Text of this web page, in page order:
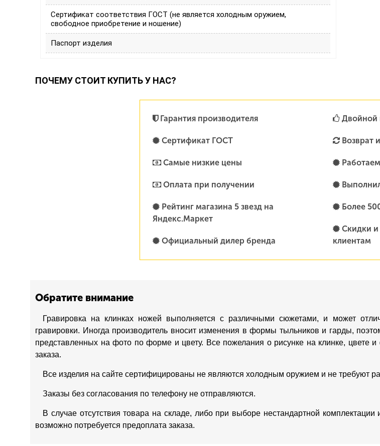
Сертификат соответствия ГОСТ (не является холодным оружием,
свободное приобретение и ношение)
Паспорт изделия
ПОЧЕМУ СТОИТ КУПИТЬ У НАС?
Гарантия производителя
Сертификат ГОСТ
Самые низкие цены
Оплата при получении
Рейтинг магазина 5 звезд на
Яндекс.Маркет
Официальный дилер бренда
Двойной
Возврат
Более
Скидки
клиентам
Обратите внимание
Гравировка на клинках ножей выполняется с различными сюжетами, и может
гравировки. Иногда производитель вносит изменения в формы тыльников и гарды,
представленных на фото по форме и цвету. Все пожелания о рисунке на клинке,
заказа.
Все изделия на сайте сертифицированы не являются холодным оружием и не требуют
Заказы без согласования по телефону не отправляются.
В случае отсутствия товара на складе, либо при выборе нестандартной
возможно потребуется предоплата заказа.